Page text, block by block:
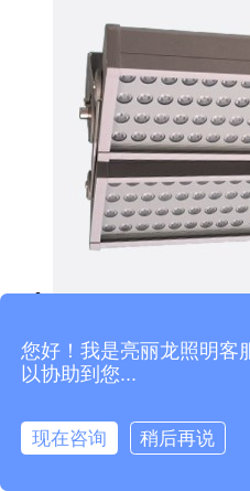
LED投光灯LTG-G02-156
您好！我是亮丽龙照明客
以协助到您...
现在咨询 稍后再说